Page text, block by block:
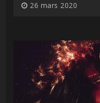
26 mars 2020